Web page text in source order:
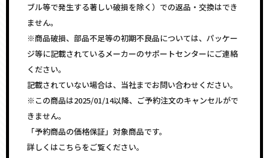
ブル等で発生する著しい破損を除く）での返品・交換はでき
ません。
※商品破損、部品不足等の初期不良品については、パッケー
ジ等に記載されているメーカーのサポートセンターにご連絡
ください。
記載されていない場合は、当社までお問い合わせください。
※この商品は2025/01/14以降、ご予約注文のキャンセルがで
きません。
「予約商品の価格保証」対象商品です。
詳しくはこちらをご覧ください。